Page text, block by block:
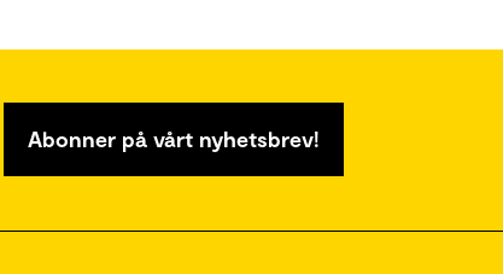
Abonner på vårt nyhetsbrev!